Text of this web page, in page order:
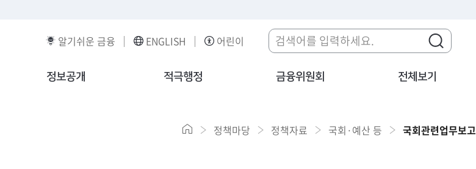
알기쉬운 금융 ENGLISH 어린이
정보공개 적극행정 금융위원회 전체보기
정책마당 정책자료 국회·예산 등 국회관련업무보고